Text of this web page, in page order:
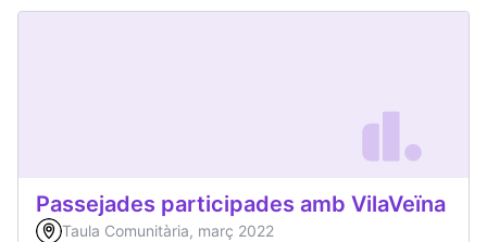
Passejades participades amb VilaVeïna
Taula Comunitària, març 2022